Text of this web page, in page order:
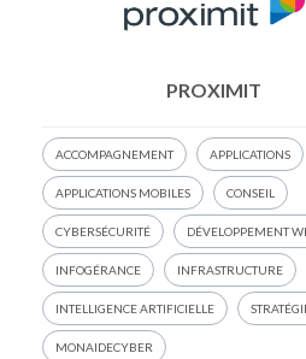
PROXIMIT
ACCOMPAGNEMENT APPLICATIONS
APPLICATIONS MOBILES CONSEIL
CYBERSÉCURITÉ DÉVELOPPEMENT
INFOGÉRANCE INFRASTRUCTURE
INTELLIGENCE ARTIFICIELLE
MONAIDECYBER